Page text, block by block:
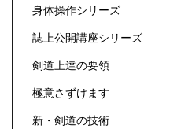
身体操作シリーズ
誌上公開講座シリーズ
剣道上達の要領
極意さずけます
新・剣道の技術